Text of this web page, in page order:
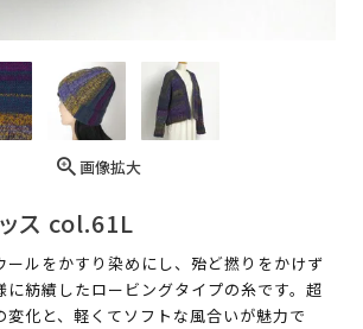
画像拡大
ス col.61L
ールをかすり染めにし、殆ど撚りをかけず
に紡績したロービングタイプの糸です。超
変化と、軽くてソフトな風合いが魅力で